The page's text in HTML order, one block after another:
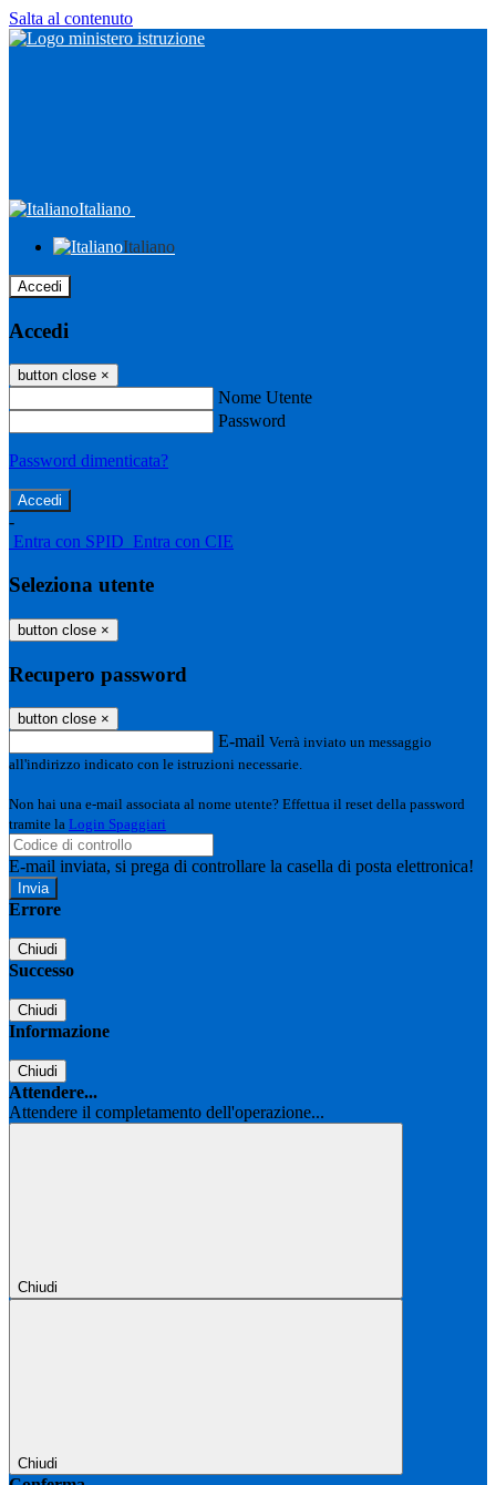
Salta al contenuto
Italiano
Italiano
Accedi
Accedi
button close ×
Nome Utente
Password
Password dimenticata?
-
Entra con SPID Entra con CIE
Seleziona utente
button close ×
Recupero password
button close ×
E-mail Verrà inviato un messaggio
all'indirizzo indicato con le istruzioni necessarie.
Non hai una e-mail associata al nome utente? Effettua il reset della password
tramite la Login Spaggiari
E-mail inviata, si prega di controllare la casella di posta elettronica!
Errore
Chiudi
Successo
Chiudi
Informazione
Chiudi
Attendere...
Attendere il completamento dell'operazione...
Chiudi
Chiudi